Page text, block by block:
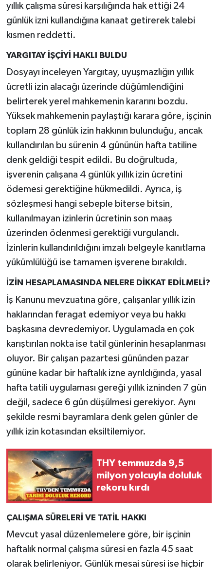
yıllık çalışma süresi karşılığında hak ettiği 24
günlük izni kullandığına kanaat getirerek talebi
kısmen reddetti.
YARGITAY İŞÇİYİ HAKLI BULDU
Dosyayı inceleyen Yargıtay, uyuşmazlığın yıllık
ücretli izin alacağı üzerinde düğümlendiğini
belirterek yerel mahkemenin kararını bozdu.
Yüksek mahkemenin paylaştığı karara göre, işçinin
toplam 28 günlük izin hakkının bulunduğu, ancak
kullandırılan bu sürenin 4 gününün hafta tatiline
denk geldiği tespit edildi. Bu doğrultuda,
işverenin çalışana 4 günlük yıllık izin ücretini
ödemesi gerektiğine hükmedildi. Ayrıca, iş
sözleşmesi hangi sebeple biterse bitsin,
kullanılmayan izinlerin ücretinin son maaş
üzerinden ödenmesi gerektiği vurgulandı.
İzinlerin kullandırıldığını imzalı belgeyle kanıtlama
yükümlülüğü ise tamamen işverene bırakıldı.
İZİN HESAPLAMASINDA NELERE DİKKAT EDİLMELİ?
İş Kanunu mevzuatına göre, çalışanlar yıllık izin
haklarından feragat edemiyor veya bu hakkı
başkasına devredemiyor. Uygulamada en çok
karıştırılan nokta ise tatil günlerinin hesaplanması
oluyor. Bir çalışan pazartesi gününden pazar
gününe kadar bir haftalık izne ayrıldığında, yasal
hafta tatili uygulaması gereği yıllık izninden 7 gün
değil, sadece 6 gün düşülmesi gerekiyor. Aynı
şekilde resmi bayramlara denk gelen günler de
yıllık izin kotasından eksiltilemiyor.
THY temmuzda 9,5
milyon yolcuyla doluluk
rekoru kırdı
ÇALIŞMA SÜRELERİ VE TATİL HAKKI
Mevcut yasal düzenlemelere göre, bir işçinin
haftalık normal çalışma süresi en fazla 45 saat
olarak belirleniyor. Günlük mesai süresi ise hiçbir